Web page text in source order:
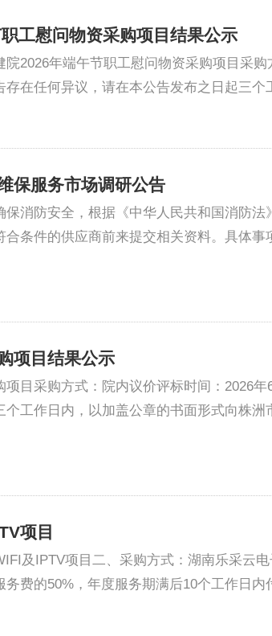
工慰问物资采购项目结果公示
2026年端午节职工慰问物资采购项目采
在任何异议，请在本公告发布之日起三
保服务市场调研公告
消防安全，根据《中华人民共和国消防
条件的供应商前来提交相关资料。具体
项目结果公示
目采购方式：院内议价评标时间：2026
工作日内，以加盖公章的书面形式向株
项目
及IPTV项目二、采购方式：湖南乐采云
费的50%，年度服务期满后10个工作日